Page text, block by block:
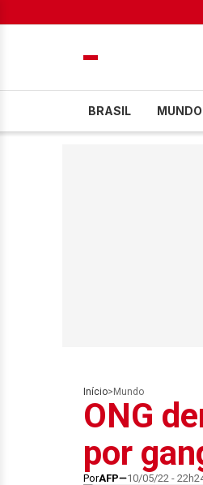
BRASIL MUNDO
Início> Mundo
ONG
por
PorAFP 10/05/22 -